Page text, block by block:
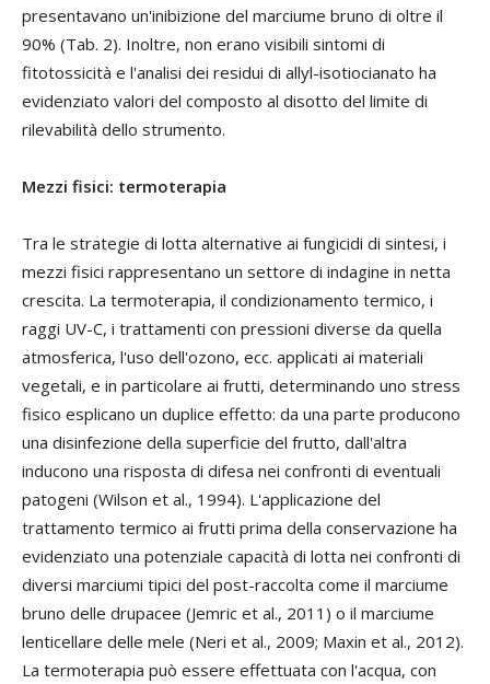
presentavano un'inibizione del marciume bruno di oltre il
90% (Tab. 2). Inoltre, non erano visibili sintomi di
fitotossicità e l'analisi dei residui di allyl-isotiocianato ha
evidenziato valori del composto al disotto del limite di
rilevabilità dello strumento.
Mezzi fisici: termoterapia
Tra le strategie di lotta alternative ai fungicidi di sintesi, i
mezzi fisici rappresentano un settore di indagine in netta
crescita. La termoterapia, il condizionamento termico, i
raggi UV-C, i trattamenti con pressioni diverse da quella
atmosferica, l'uso dell'ozono, ecc. applicati ai materiali
vegetali, e in particolare ai frutti, determinando uno stress
fisico esplicano un duplice effetto: da una parte producono
una disinfezione della superficie del frutto, dall'altra
inducono una risposta di difesa nei confronti di eventuali
patogeni (Wilson et al., 1994). L'applicazione del
trattamento termico ai frutti prima della conservazione ha
evidenziato una potenziale capacità di lotta nei confronti di
diversi marciumi tipici del post-raccolta come il marciume
bruno delle drupacee (Jemric et al., 2011) o il marciume
lenticellare delle mele (Neri et al., 2009; Maxin et al., 2012).
La termoterapia può essere effettuata con l'acqua, con